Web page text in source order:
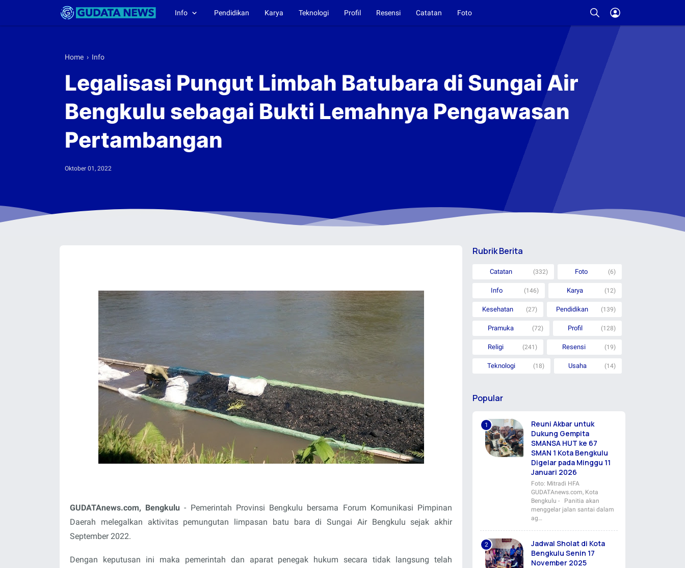
Info Pendidikan Karya Teknologi Profil Resensi Catatan Foto
Home › Info
Legalisasi Pungut Limbah Batubara di Sungai Air
Bengkulu sebagai Bukti Lemahnya Pengawasan
Pertambangan
Oktober 01, 2022
GUDATAnews.com, Bengkulu - Pemerintah Provinsi Bengkulu bersama Forum Komunikasi Pimpinan
Daerah melegalkan aktivitas pemungutan limpasan batu bara di Sungai Air Bengkulu sejak akhir
September 2022.
Dengan keputusan ini maka pemerintah dan aparat penegak hukum secara tidak langsung telah
Rubrik Berita
Catatan (332) Foto (6)
Info (146) Karya (12)
Kesehatan (27) Pendidikan (139)
Pramuka (72) Profil (128)
Religi (241) Resensi (19)
Teknologi (18) Usaha (14)
Popular
Reuni Akbar untuk
Dukung Gempita
SMANSA HUT ke 67
SMAN 1 Kota Bengkulu
Digelar pada Minggu 11
Januari 2026
Foto: Mitradi HFA
GUDATAnews.com, Kota
Bengkulu - Panitia akan
menggelar jalan santai dalam
ag…
Jadwal Sholat di Kota
Bengkulu Senin 17
November 2025